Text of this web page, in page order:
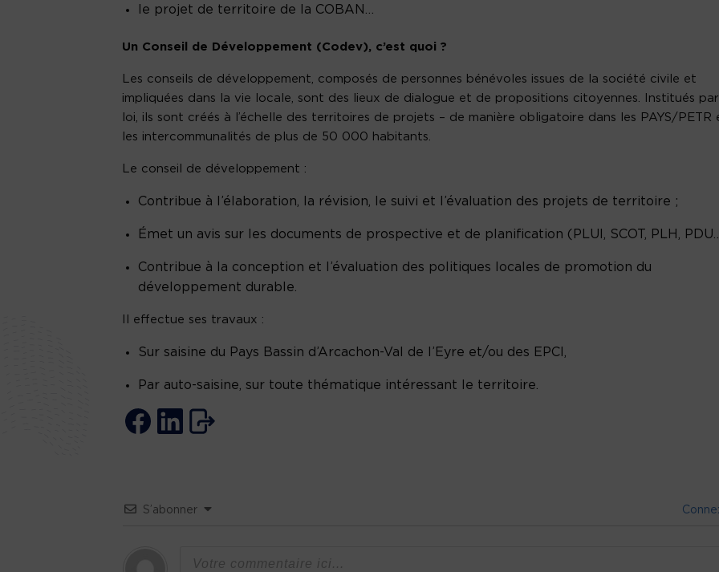
le projet de territoire de la COBAN…
Un Conseil de Développement (Codev), c’est quoi ?
Les conseils de développement, composés de personnes bénévoles issues de la société civile et
impliquées dans la vie locale, sont des lieux de dialogue et de propositions citoyennes. Institués
loi, ils sont créés à l’échelle des territoires de projets – de manière obligatoire dans les PAYS/PETR
les intercommunalités de plus de 50 000 habitants.
Le conseil de développement :
Contribue à l’élaboration, la révision, le suivi et l’évaluation des projets de territoire ;
Émet un avis sur les documents de prospective et de planification (PLUI, SCOT, PLH,
Contribue à la conception et l’évaluation des politiques locales de promotion du
développement durable.
Il effectue ses travaux :
Sur saisine du Pays Bassin d’Arcachon-Val de l’Eyre et/ou des EPCI,
Par auto-saisine, sur toute thématique intéressant le territoire.
S’abonner